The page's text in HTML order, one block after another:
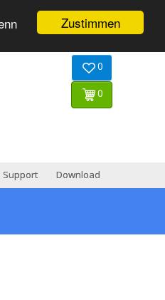
Zustimmen
0
0
Support Download